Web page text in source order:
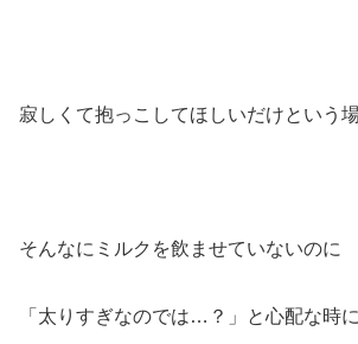
寂しくて抱っこしてほしいだけという
そんなにミルクを飲ませていないのに
「太りすぎなのでは…？」と心配な時に